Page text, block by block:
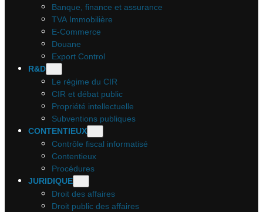
Banque, finance et assurance
TVA Immobilière
E-Commerce
Douane
Export Control
R&D
Le régime du CIR
CIR et débat public
Propriété intellectuelle
Subventions publiques
CONTENTIEUX
Contrôle fiscal informatisé
Contentieux
Procédures
JURIDIQUE
Droit des affaires
Droit public des affaires